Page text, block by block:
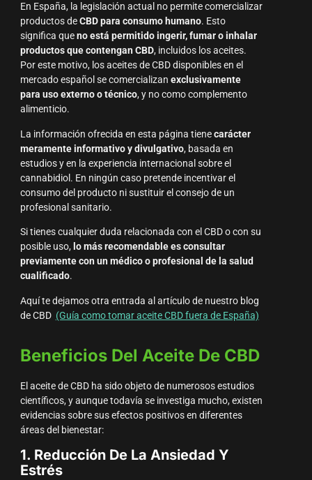
En España, la legislación actual no permite comercializar
productos deCBD para consumo humano. Esto
significa queno está permitido ingerir, fumar o inhalar
productos que contengan CBD, incluidos los aceites.
Por este motivo, los aceites de CBD disponibles en el
mercado español se comercializan exclusivamente
para uso externo o técnico, y no como complemento
alimenticio.
La información ofrecida en esta página tienecarácter
meramente informativo y divulgativo, basada en
estudios y en la experiencia internacional sobre el
cannabidiol. En ningún caso pretende incentivar el
consumo del producto ni sustituir el consejo de un
profesional sanitario.
Si tienes cualquier duda relacionada con el CBD o con su
posible uso, lo más recomendable es consultar
previamente con un médico o profesional de la salud
cualificado.
Aquí te dejamos otra entrada al artículo de nuestro blog
de CBD (Guía como tomar aceite CBD fuera de España)
Beneficios Del Aceite De CBD
El aceite de CBD ha sido objeto de numerosos estudios
científicos, y aunque todavía se investiga mucho, existen
evidencias sobre sus efectos positivos en diferentes
áreas del bienestar:
1. Reducción De La Ansiedad Y
Estrés